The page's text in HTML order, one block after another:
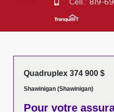
Cell.: 819-
Quadruplex 374 900 $
Shawinigan (Shawinigan)
Pour votre